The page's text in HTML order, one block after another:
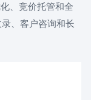
、竞价托管和全
、客户咨询和长